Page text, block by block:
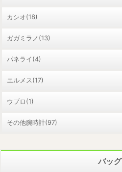
カシオ(18)
ガガミラノ(13)
パネライ(4)
エルメス(17)
ウブロ(1)
その他腕時計(97)
バッグ